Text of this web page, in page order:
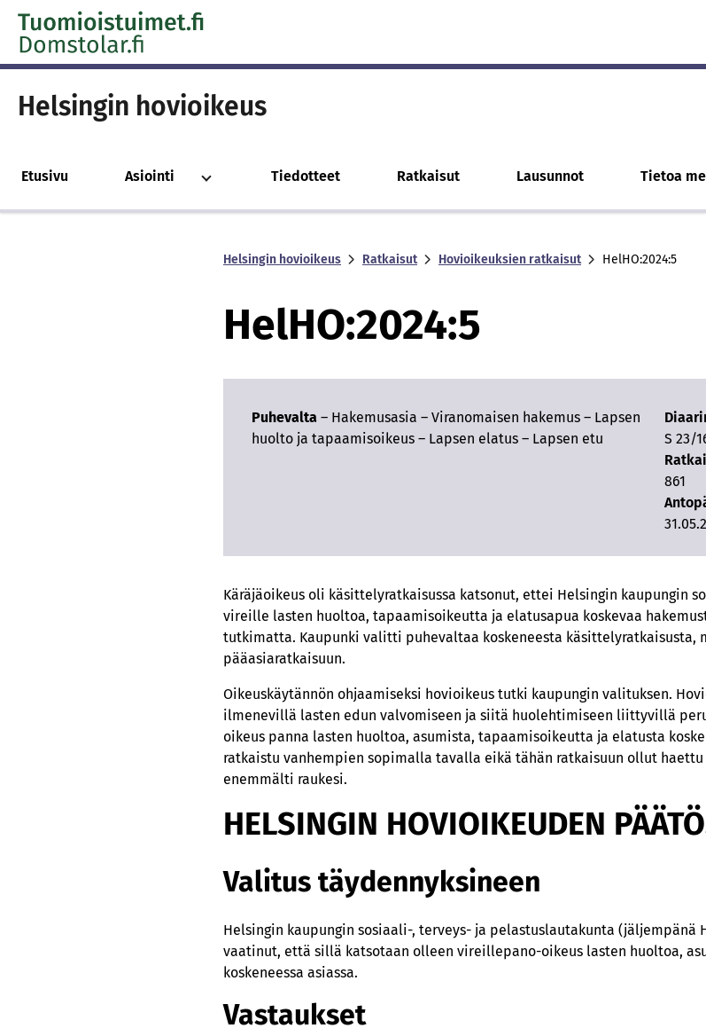
Skip to content -saavutettavuusohje
Helsingin hovioikeus
Etusivu Asiointi Tiedotteet Ratkaisut Lausunnot Tietoa
Helsingin hovioikeus Ratkaisut Hovioikeuksien ratkaisut Hel­HO:2024:5
Hel­HO:2024:5
Puhevalta – Hakemusasia – Viranomaisen hakemus – Lapsen
huolto ja tapaamisoikeus – Lapsen elatus – Lapsen etu
S 23/
861
Käräjäoikeus oli käsittelyratkaisussa katsonut, ettei Helsingin kaupungin
vireille lasten huoltoa, tapaamisoikeutta ja elatusapua koskevaa
tutkimatta. Kaupunki valitti puhevaltaa koskeneesta käsittelyratkaisusta,
pääasiaratkaisuun.
Oikeuskäytännön ohjaamiseksi hovioikeus tutki kaupungin valituksen.
ilmenevillä lasten edun valvomiseen ja siitä huolehtimiseen liittyvillä
oikeus panna lasten huoltoa, asumista, tapaamisoikeutta ja elatusta
ratkaistu vanhempien sopimalla tavalla eikä tähän ratkaisuun ollut
enemmälti raukesi.
HELSINGIN HOVIOIKEUDEN
Valitus täydennyksineen
Helsingin kaupungin sosiaali-, terveys- ja pelastuslautakunta (jäljempänä
vaatinut, että sillä katsotaan olleen vireillepano-oikeus lasten huoltoa,
koskeneessa asiassa.
Vastaukset